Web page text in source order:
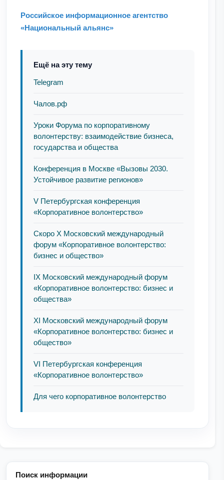
Поиск информации
Российское информационное агентство
«Национальный альянс»
Ещё на эту тему
Telegram
Чалов.рф
Уроки Форума по корпоративному
волонтерству: взаимодействие бизнеса,
государства и общества
Конференция в Москве «Вызовы 2030.
Устойчивое развитие регионов»
V Петербургская конференция
«Корпоративное волонтерство»
Скоро Х Московский международный
форум «Корпоративное волонтерство:
бизнес и общество»
IX Московский международный форум
«Корпоративное волонтерство: бизнес и
общества»
ХI Московский международный форум
«Корпоративное волонтерство: бизнес и
общество»
VI Петербургская конференция
«Корпоративное волонтерство»
Для чего корпоративное волонтерство